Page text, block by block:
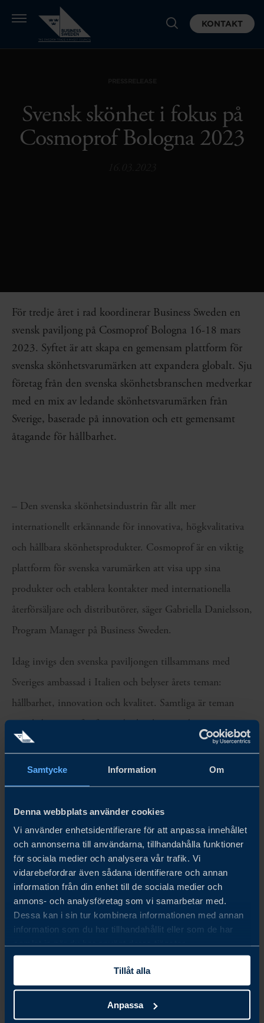
Samtycke Information Om
Denna webbplats använder cookies
Vi använder enhetsidentifierare för att anpassa innehållet
och annonserna till användarna, tillhandahålla funktioner
för sociala medier och analysera vår trafik. Vi
vidarebefordrar även sådana identifierare och annan
information från din enhet till de sociala medier och
annons- och analysföretag som vi samarbetar med.
Dessa kan i sin tur kombinera informationen med annan
information som du har tillhandahållit eller som de har
samlat in när du har använt deras tjänster.
Tillåt alla
Anpassa
KONTAKT
Svensk skönhet i fokus på
Cosmoprof Bologna 2023
För tredje året i rad koordinerar Business Sweden en
svensk paviljong på Cosmoprof Bologna 16-18 mars
2023. Syftet är att skapa en gemensam plattform för
svenska skönhetsvarumärken att expandera globalt. Sju
företag från den svenska skönhetsbranschen medverkar
med en mix av ledande skönhetsvarumärken från
Sverige, baserade på innovation och ett gemensamt
åtagande för hållbarhet.
– Den svenska skönhetsindustrin får allt mer
internationellt erkännande för innovativa, högkvalitativa
och hållbara skönhetsprodukter. Cosmoprof är en viktig
plattform för svenska varumärken att visa upp sina
produkter och etablera kontakter med internationella
återförsäljare och distributörer, säger Gabriella Danielsson,
Program Manager på Business Sweden.
Idag invigs den svenska paviljongen tillsammans med
Sveriges ambassad i Italien och belyser årets teman:
hållbarhet, innovation och kvalitet. Samtliga är teman
som leder vägen för framtida skönhetstrender.
Svenska utställare på Cosmoprof Bologna 2023:
Evy Technology
Amoln
Powerlite
Medicera
Carex Sweden
N.C.P
Smile Lab
av The CosmoTrends Report som en av de mest
innovativa produkterna på Cosmoprof 2023.
För att läsa mer om Cosmoprof Bologna 2023, se